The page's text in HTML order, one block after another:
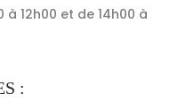
12h00 et de 14h00 à
: